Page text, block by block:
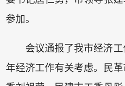
参加。
会议通报了我市经济
年经济工作有关考虑。民